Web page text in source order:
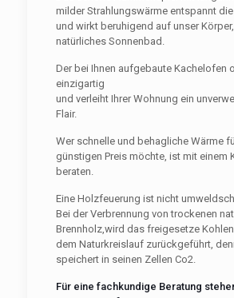
milder Strahlungswärme entspannt
und wirkt beruhigend auf unser
natürliches Sonnenbad.
Der bei Ihnen aufgebaute Kachelofen
einzigartig
und verleiht Ihrer Wohnung ein
Flair.
Wer schnelle und behagliche Wärme
günstigen Preis möchte, ist mit einem
beraten.
Eine Holzfeuerung ist nicht
Bei der Verbrennung von trockenen
Brennholz,wird das freigesetze
dem Naturkreislauf zurückgeführt,
speichert in seinen Zellen Co2.
Für eine fachkundige Beratung